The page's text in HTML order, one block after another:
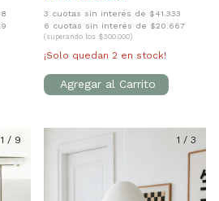
3 cuotas sin interés de $41.333
6 cuotas sin interés de $20.667
(superando los $300.000)
¡Solo quedan 2 en stock!
1 / 9 1 / 3